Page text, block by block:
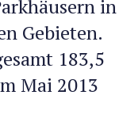
in
Gebieten.
183,5
Mai 2013